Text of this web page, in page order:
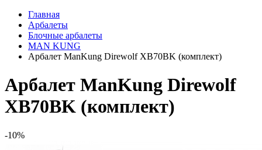
Главная
Арбалеты
Блочные арбалеты
MAN KUNG
Арбалет ManKung Direwolf XB70BK (комплект)
Арбалет ManKung Direwolf
XB70BK (комплект)
-10%